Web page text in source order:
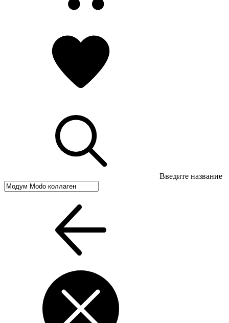
Введите название